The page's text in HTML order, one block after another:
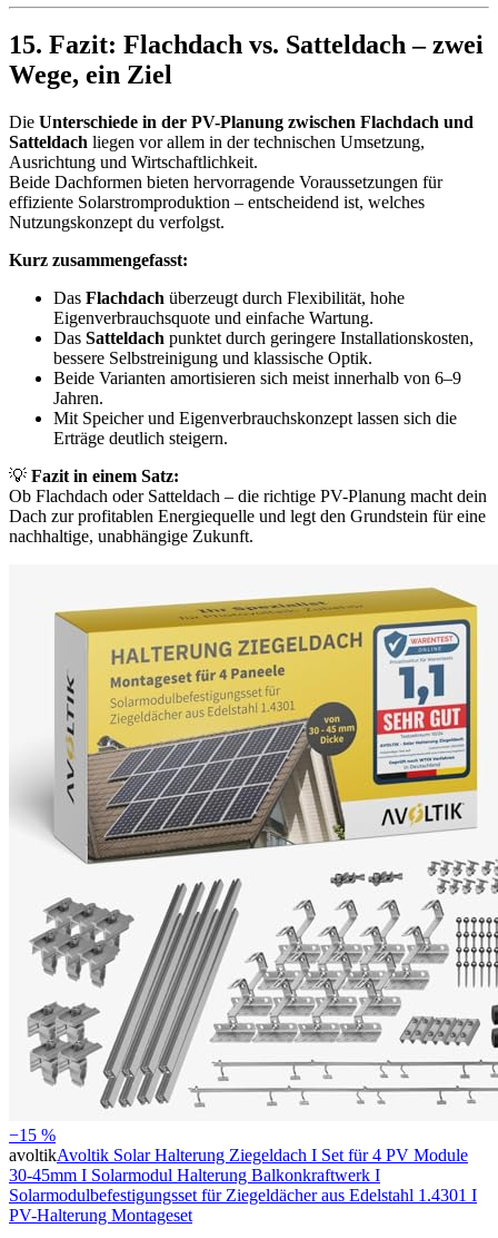
15. Fazit: Flachdach vs. Satteldach – zwei
Wege, ein Ziel
Die Unterschiede in der PV-Planung zwischen Flachdach und
Satteldach liegen vor allem in der technischen Umsetzung,
Ausrichtung und Wirtschaftlichkeit.
Beide Dachformen bieten hervorragende Voraussetzungen für
effiziente Solarstromproduktion – entscheidend ist, welches
Nutzungskonzept du verfolgst.
Kurz zusammengefasst:
Das Flachdach überzeugt durch Flexibilität, hohe
Eigenverbrauchsquote und einfache Wartung.
Das Satteldach punktet durch geringere Installationskosten,
bessere Selbstreinigung und klassische Optik.
Beide Varianten amortisieren sich meist innerhalb von 6–9
Jahren.
Mit Speicher und Eigenverbrauchskonzept lassen sich die
Erträge deutlich steigern.
💡 Fazit in einem Satz:
Ob Flachdach oder Satteldach – die richtige PV-Planung macht dein
Dach zur profitablen Energiequelle und legt den Grundstein für eine
nachhaltige, unabhängige Zukunft.
−15 %
avoltikAvoltik Solar Halterung Ziegeldach I Set für 4 PV Module
30-45mm I Solarmodul Halterung Balkonkraftwerk I
Solarmodulbefestigungsset für Ziegeldächer aus Edelstahl 1.4301 I
PV-Halterung Montageset